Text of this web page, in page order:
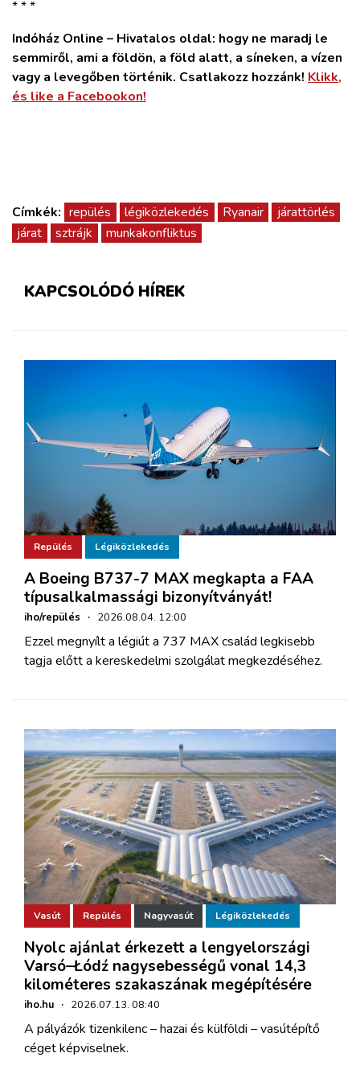
* * *
Indóház Online – Hivatalos oldal: hogy ne maradj le
semmiről, ami a földön, a föld alatt, a síneken, a vízen
vagy a levegőben történik. Csatlakozz hozzánk! Klikk,
és like a Facebookon!
Címkék: repülés légiközlekedés Ryanair
járattörlés
járat
sztrájk munkakonfliktus
KAPCSOLÓDÓ HÍREK
Repülés Légiközlekedés
A Boeing B737-7 MAX megkapta a FAA
típusalkalmassági bizonyítványát!
iho/repülés · 2026.08.04. 12:00
Ezzel megnyílt a légiút a 737 MAX család legkisebb
tagja előtt a kereskedelmi szolgálat megkezdéséhez.
Vasút Repülés Nagyvasút Légiközlekedés
Nyolc ajánlat érkezett a lengyelországi
Varsó–Łódź nagysebességű vonal 14,3
kilométeres szakaszának megépítésére
iho.hu · 2026.07.13. 08:40
A pályázók tizenkilenc – hazai és külföldi – vasútépítő
céget képviselnek.